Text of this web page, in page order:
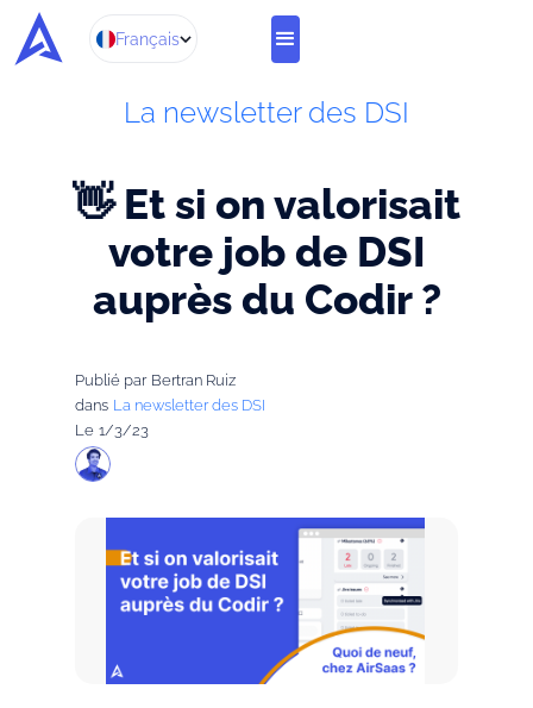
Français
La newsletter des DSI
👋 Et si on valorisait
votre job de DSI
auprès du Codir ?
Publié par Bertran Ruiz
dans La newsletter des DSI
Le 1/3/23